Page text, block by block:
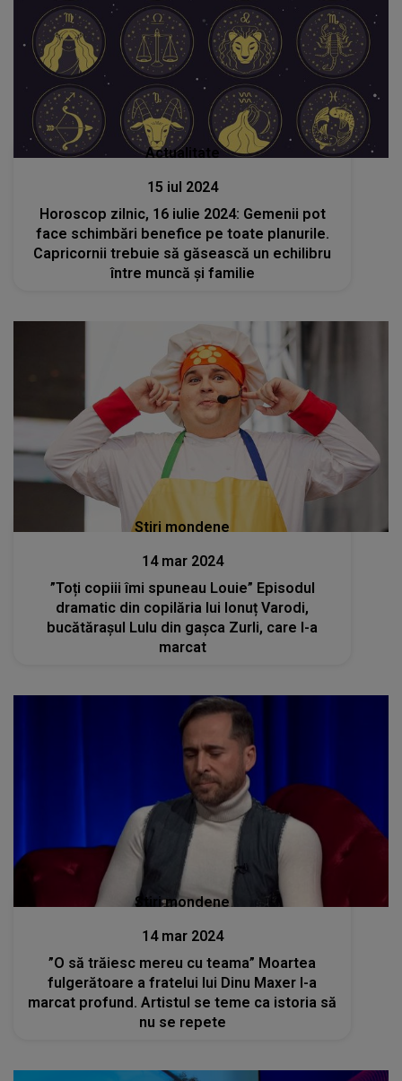
Actualitate
15 iul 2024
Horoscop zilnic, 16 iulie 2024: Gemenii pot
face schimbări benefice pe toate planurile.
Capricornii trebuie să găsească un echilibru
între muncă și familie
Stiri mondene
14 mar 2024
”Toți copiii îmi spuneau Louie” Episodul
dramatic din copilăria lui Ionuț Varodi,
bucătărașul Lulu din gașca Zurli, care l-a
marcat
Stiri mondene
14 mar 2024
”O să trăiesc mereu cu teama” Moartea
fulgerătoare a fratelui lui Dinu Maxer l-a
marcat profund. Artistul se teme ca istoria să
nu se repete